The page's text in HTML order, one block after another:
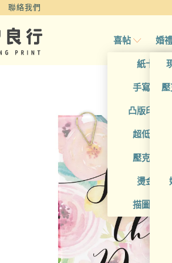
聯絡我們
喜帖
紙卡喜帖
手寫風喜
凸版印刷
超低價喜
壓克力喜
燙金喜帖
描圖紙喜
婚